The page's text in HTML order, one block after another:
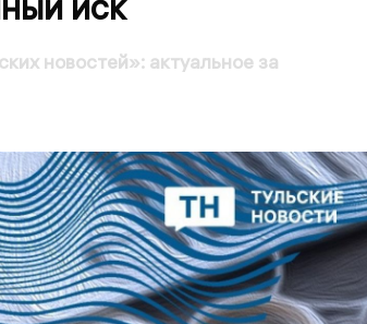
новостей»: актуальное за